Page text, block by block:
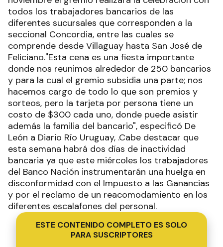
todos los trabajadores bancarios de las
diferentes sucursales que corresponden a la
seccional Concordia, entre las cuales se
comprende desde Villaguay hasta San José de
Feliciano."Esta cena es una fiesta importante
donde nos reunimos alrededor de 250 bancarios
y para la cual el gremio subsidia una parte; nos
hacemos cargo de todo lo que son premios y
sorteos, pero la tarjeta por persona tiene un
costo de $300 cada uno, donde puede asistir
además la familia del bancario", especificó De
León a Diario Río Uruguay, .Cabe destacar que
esta semana habrá dos días de inactividad
bancaria ya que este miércoles los trabajadores
del Banco Nación instrumentarán una huelga en
disconformidad con el Impuesto a las Ganancias
y por el reclamo de un reacomodamiento en los
diferentes escalafones del personal.
ESTE CONTENIDO COMPLETO ES SOLO
PARA SUSCRIPTORES